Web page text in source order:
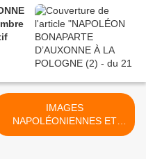
IMAGES
NAPOLÉONIENNES ET
FRANCO-RUSSES (8)- du